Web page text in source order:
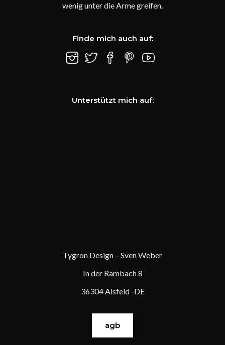
wenig unter die Arme greifen.
Finde mich auch auf:
Unterstützt mich auf:
Tygron Design – Sven Weber
In der Rambach 8
36304 Alsfeld -DE
agb